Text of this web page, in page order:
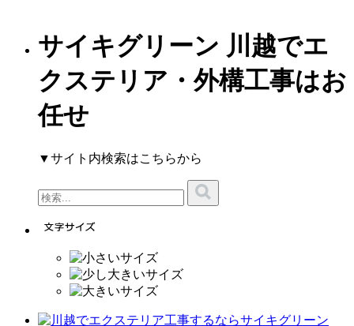
サイキグリーン 川越でエ
クステリア・外構工事はお
任せ
▼サイト内検索はこちらから